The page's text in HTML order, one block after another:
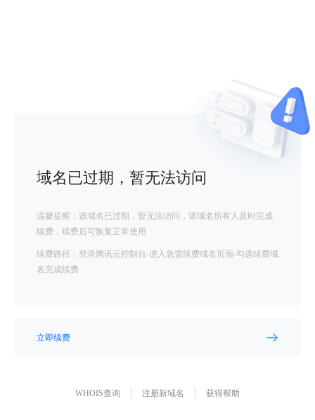
域名已过期，暂无法访问
温馨提醒：该域名已过期，暂无法访问，请域名所有人及时完成
续费，续费后可恢复正常使用
续费路径：登录腾讯云控制台-进入急需续费域名页面-勾选续费域
名完成续费
立即续费
WHOIS查询 注册新域名 获得帮助